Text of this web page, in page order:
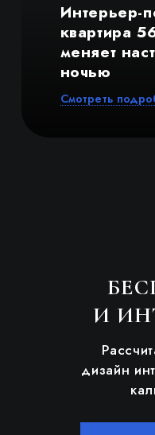
Интерьер-
квартира
меняет
ночью
Смотреть
И
дизайн